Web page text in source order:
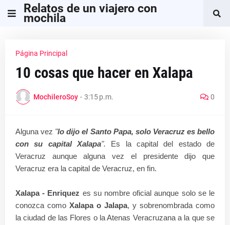
Relatos de un viajero con
mochila
Página Principal
10 cosas que hacer en Xalapa
MochileroSoy - 3:15 p.m. 0
Alguna vez "lo dijo el Santo Papa, solo Veracruz es bello
con su capital Xalapa". Es la capital del estado de
Veracruz aunque alguna vez el presidente dijo que
Veracruz era la capital de Veracruz, en fin.
Xalapa - Enriquez es su nombre oficial aunque solo se le
conozca como Xalapa o Jalapa, y sobrenombrada como
la ciudad de las Flores o la Atenas Veracruzana a la que se